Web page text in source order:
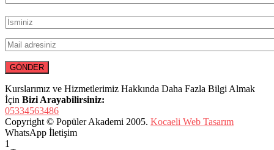
Kurslarımız ve Hizmetlerimiz Hakkında Daha Fazla Bilgi Almak
İçin Bizi Arayabilirsiniz:
05334563486
Copyright © Popüler Akademi 2005. Kocaeli Web Tasarım
WhatsApp İletişim
1